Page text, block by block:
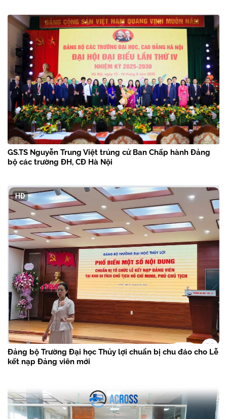
GS.TS Nguyễn Trung Việt trúng cử Ban Chấp hành Đảng
bộ các trường ĐH, CĐ Hà Nội
Đảng bộ Trường Đại học Thủy lợi chuẩn bị chu đáo cho Lễ
kết nạp Đảng viên mới